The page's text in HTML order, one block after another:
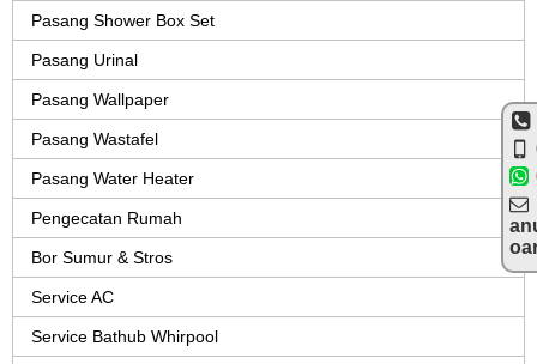
Pasang Shower Box Set
Pasang Urinal
Pasang Wallpaper
Pasang Wastafel
Pasang Water Heater
Pengecatan Rumah
Bor Sumur & Stros
Service AC
Service Bathub Whirpool